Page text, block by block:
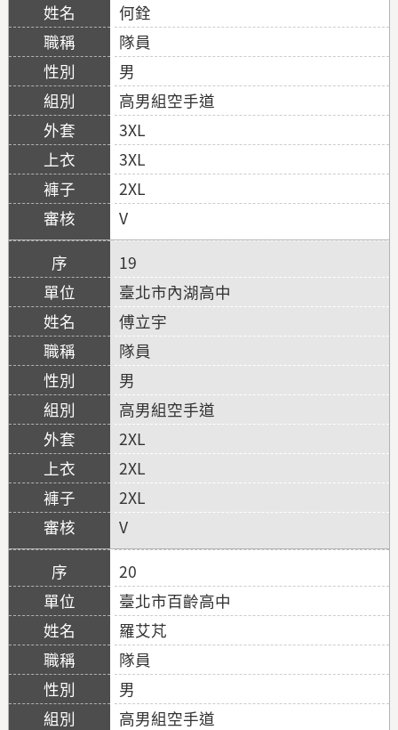
何銓
隊員
男
高男組空手道
3XL
3XL
2XL
V
19
臺北市內湖高中
傅立宇
隊員
男
高男組空手道
2XL
2XL
2XL
V
20
臺北市百齡高中
羅艾芃
隊員
男
高男組空手道